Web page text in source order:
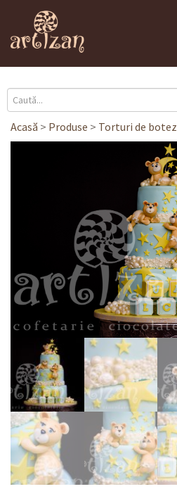
Acasă > Produse > Torturi de botez